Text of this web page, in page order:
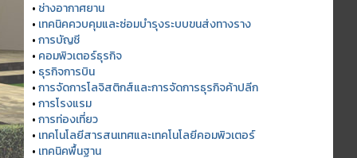
• ช่างอากาศยาน
• เทคนิคควบคุมและซ่อมบำรุงระบบขนส่งทางราง
•การบัญชี
• คอมพิวเตอร์ธุรกิจ
• ธุรกิจการบิน
•การจัดการโลจิสติกส์และการจัดการธุรกิจค้าปลีก
•การโรงแรม
•การท่องเที่ยว
• เทคโนโลยีสารสนเทศและเทคโนโลยีคอมพิวเตอร์
• เทคนิคพื้นฐาน